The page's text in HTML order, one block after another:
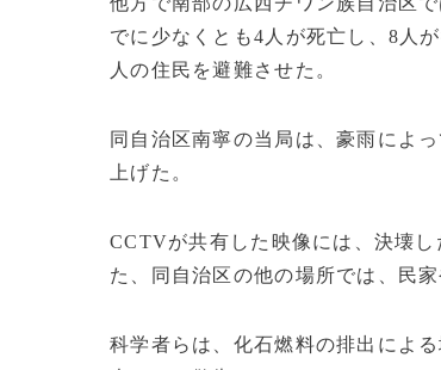
でに少なくとも4人が死亡し、8人
人の住民を避難させた。
同自治区南寧の当局は、豪雨によ
上げた。
CCTVが共有した映像には、決壊
た、同自治区の他の場所では、民
科学者らは、化石燃料の排出によ